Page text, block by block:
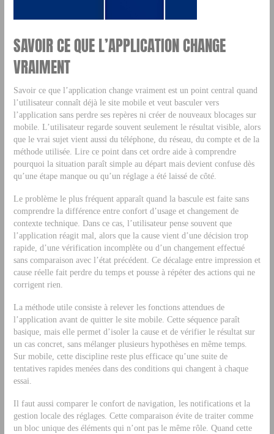
SAVOIR CE QUE L’APPLICATION CHANGE
VRAIMENT
Savoir ce que l’application change vraiment est un point central quand
l’utilisateur connaît déjà le site mobile et veut basculer vers
l’application sans perdre ses repères ni créer de nouveaux blocages sur
mobile. L’utilisateur regarde souvent seulement le résultat visible, alors
que le vrai sujet vient aussi du téléphone, du réseau, du compte et de la
méthode utilisée. Lire ce point dans cet ordre aide à comprendre
pourquoi la situation paraît simple au départ mais devient confuse dès
qu’une étape manque ou qu’un réglage a été laissé de côté.
Le problème le plus fréquent apparaît quand la bascule est faite sans
comprendre la différence entre confort d’usage et changement de
contexte technique. Dans ce cas, l’utilisateur pense souvent que
l’application réagit mal, alors que la cause vient d’une décision trop
rapide, d’une vérification incomplète ou d’un changement effectué
sans comparaison avec l’état précédent. Ce décalage entre impression et
cause réelle fait perdre du temps et pousse à répéter des actions qui ne
corrigent rien.
La méthode utile consiste à relever les fonctions attendues de
l’application avant de quitter le site mobile. Cette séquence paraît
basique, mais elle permet d’isoler la cause et de vérifier le résultat sur
un cas concret, sans mélanger plusieurs hypothèses en même temps.
Sur mobile, cette discipline reste plus efficace qu’une suite de
tentatives rapides menées dans des conditions qui changent à chaque
essai.
Il faut aussi comparer le confort de navigation, les notifications et la
gestion locale des réglages. Cette comparaison évite de traiter comme
un bloc unique des éléments qui n’ont pas le même rôle. Quand cette